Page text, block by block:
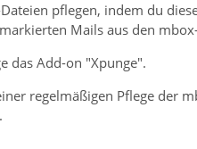
pflegen, indem du
Mails aus den
das Add-on "Xpunge".
regelmäßigen Pflege der